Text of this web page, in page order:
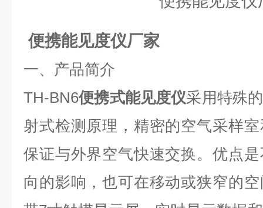
便携能见度仪厂家
一、产品简介
TH-BN6便携式能见度仪采用特殊
射式检测原理，精密的空气采样
保证与外界空气快速交换。优点
向的影响，也可在移动或狭窄的